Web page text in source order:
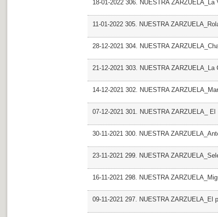
18-01-2022 306. NUESTRA ZARZUELA_La
11-01-2022 305. NUESTRA
28-12-2021 304. NUESTRA
21-12-2021 303. NUESTRA ZARZUELA_La
14-12-2021 302. NUESTRA
07-12-2021 301. NUESTRA ZARZUELA_
30-11-2021 300. NUESTRA
23-11-2021 299. NUESTRA
16-11-2021 298. NUESTRA
09-11-2021 297. NUESTRA ZARZUELA_El